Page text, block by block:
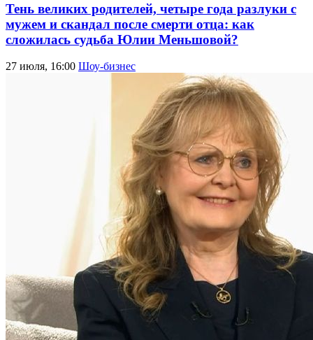
Тень великих родителей, четыре года разлуки с
мужем и скандал после смерти отца: как
сложилась судьба Юлии Меньшовой?
27 июля, 16:00 Шоу-бизнес